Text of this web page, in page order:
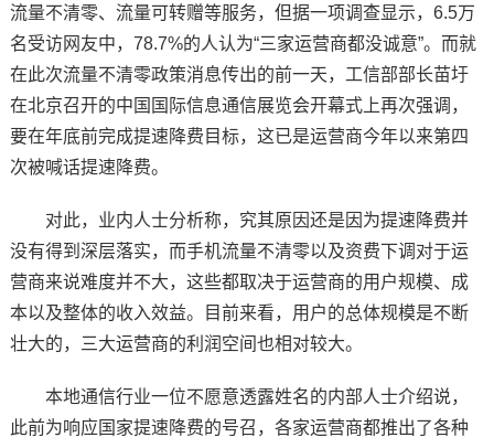
流量不清零、流量可转赠等服务，但据一项调查显示，6.5万
名受访网友中，78.7%的人认为“三家运营商都没诚意”。而就
在此次流量不清零政策消息传出的前一天，工信部部长苗圩
在北京召开的中国国际信息通信展览会开幕式上再次强调，
要在年底前完成提速降费目标，这已是运营商今年以来第四
次被喊话提速降费。
对此，业内人士分析称，究其原因还是因为提速降费并
没有得到深层落实，而手机流量不清零以及资费下调对于运
营商来说难度并不大，这些都取决于运营商的用户规模、成
本以及整体的收入效益。目前来看，用户的总体规模是不断
壮大的，三大运营商的利润空间也相对较大。
本地通信行业一位不愿意透露姓名的内部人士介绍说，
此前为响应国家提速降费的号召，各家运营商都推出了各种